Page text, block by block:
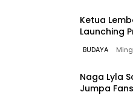
Ketua
Launching
BUDAYA
Naga Lyla
Jumpa Fans